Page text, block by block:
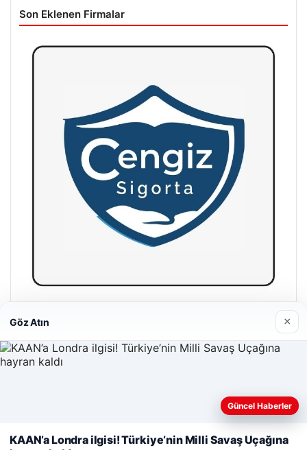
Son Eklenen Firmalar
Hastaş Beton
© 2026 Haber Gazete – En Güncel Haberler
Web sitemizi nasıl kullandığınızı daha iyi anlayabilmek,
kullanıyoruz.Çerez Politikamız
Göz Atın ×
Güncel Haberler
KAAN’a Londra ilgisi! Türkiye’nin Milli Savaş Uçağına